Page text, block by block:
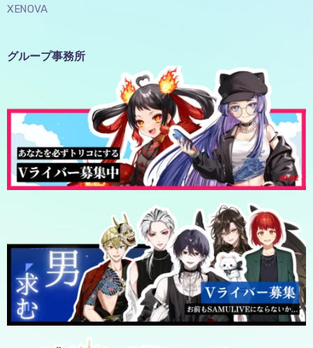
XENOVA
グループ事務所